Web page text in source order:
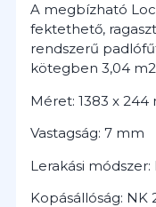
A megbízható
fektethető,
rendszerű
kötegben 3,04
Méret: 1383 x 244
Vastagság: 7 mm
Lerakási
Kopásállóság: NK